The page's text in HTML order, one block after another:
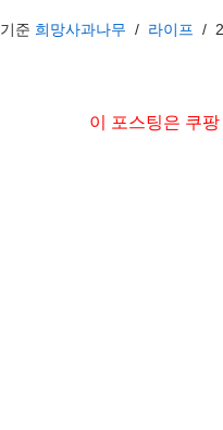
기준 희망사과나무 라이프
이 포스팅은 쿠